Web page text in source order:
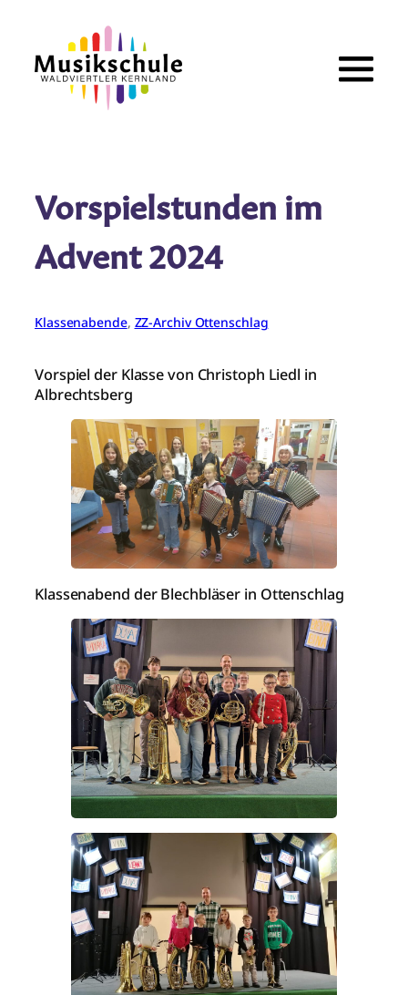
springen
Vorspielstunden im
Advent 2024
Klassenabende, ZZ-Archiv Ottenschlag
Vorspiel der Klasse von Christoph Liedl in
Albrechtsberg
Klassenabend der Blechbläser in Ottenschlag